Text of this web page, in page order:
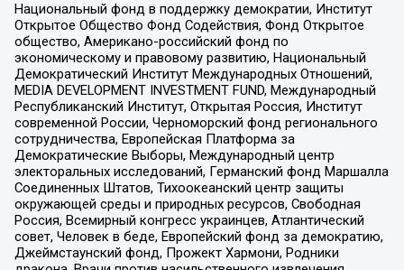
Национальный фонд в поддержку демократии, Институт
Открытое Общество Фонд Содействия, Фонд Открытое
общество, Американо-российский фонд по
экономическому и правовому развитию, Национальный
Демократический Институт Международных Отношений,
MEDIA DEVELOPMENT INVESTMENT FUND, Международный
Республиканский Институт, Открытая Россия, Институт
современной России, Черноморский фонд регионального
сотрудничества, Европейская Платформа за
Демократические Выборы, Международный центр
электоральных исследований, Германский фонд Маршалла
Соединенных Штатов, Тихоокеанский центр защиты
окружающей среды и природных ресурсов, Свободная
Россия, Всемирный конгресс украинцев, Атлантический
совет, Человек в беде, Европейский фонд за демократию,
Джеймстаунский фонд, Прожект Хармони, Родники